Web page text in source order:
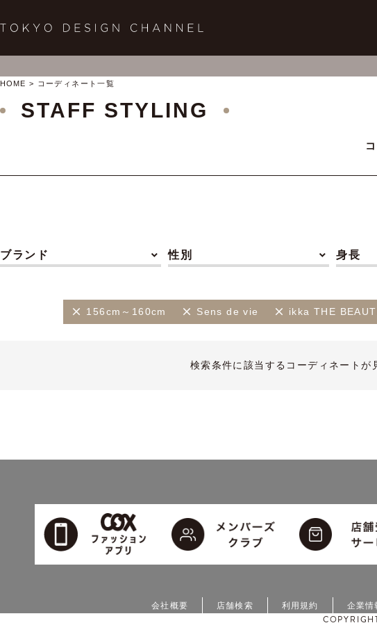
HOME コーディネート一覧
STAFF STYLING
ブランド 性別 身長
156cm～160cm Sens de vie ikka THE
検索条件に該当するコーディネートが
会社概要 店舗検索 利用規約 企業情